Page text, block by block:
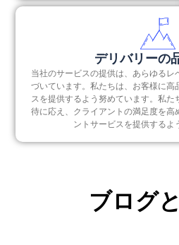
デリバリーの
当社のサービスの提供は、あらゆるレ
づいています。私たちは、お客様に高
スを提供するよう努めています。私た
待に応え、クライアントの満足度を高
ントサービスを提供するよ
ブログ